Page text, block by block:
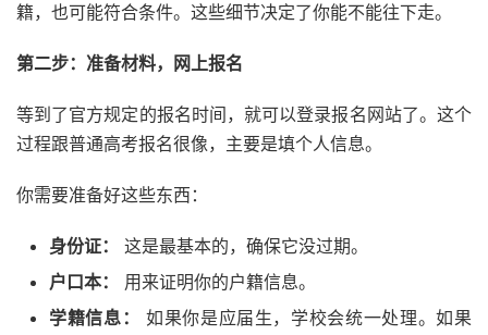
籍，也可能符合条件。这些细节决定了你能不能往下走。
第二步：准备材料，网上报名
等到了官方规定的报名时间，就可以登录报名网站了。这个
过程跟普通高考报名很像，主要是填个人信息。
你需要准备好这些东西：
身份证：
这是最基本的，确保它没过期。
户口本：
用来证明你的户籍信息。
学籍信息：
如果你是应届生，学校会统一处理。如果